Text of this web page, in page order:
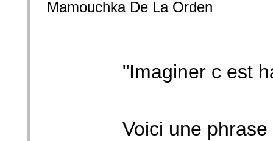
Mamouchka De La Orden
"Imaginer c est
Voici une